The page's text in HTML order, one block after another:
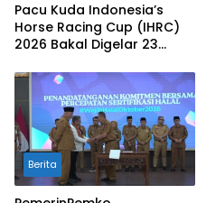
Pacu Kuda Indonesia’s
Horse Racing Cup (IHRC)
2026 Bakal Digelar 23
Berita